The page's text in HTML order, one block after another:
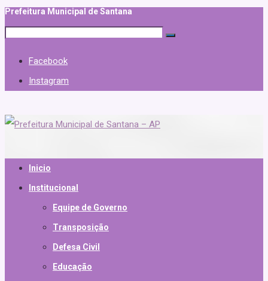
Prefeitura Municipal de Santana
Facebook
Instagram
Inicio
Institucional
Equipe de Governo
Transposição
Defesa Civil
Educação